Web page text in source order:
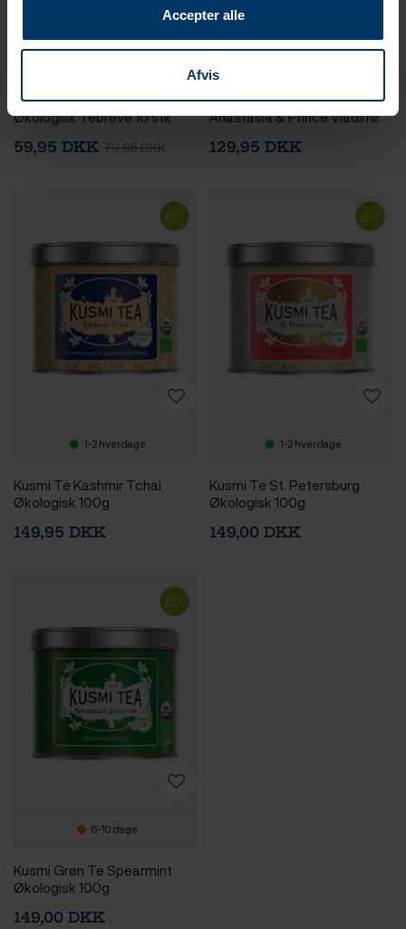
Accepter alle
Afvis
Kusmi Grøn Te Spearmint
Økologisk Tebreve 10 stk
59,95 DKK 79,95 DKK
Kusmi Te Mini Dåser
Anastasia & Prince Vladimir
129,95 DKK
1-2 hverdage
Kusmi Te Kashmir Tchai
Økologisk 100g
149,95 DKK
1-2 hverdage
Kusmi Te St. Petersburg
Økologisk 100g
149,00 DKK
6-10 dage
Kusmi Grøn Te Spearmint
Økologisk 100g
149,00 DKK